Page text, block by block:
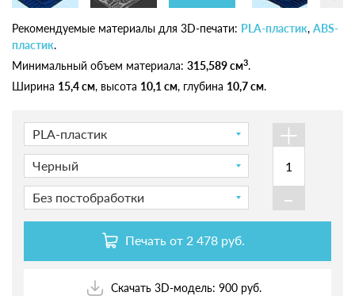
Рекомендуемые материалы для 3D-печати: PLA-пластик, ABS-
пластик.
Минимальный объем материала: 315,589 см3.
Ширина 15,4 см, высота 10,1 см, глубина 10,7 см.
PLA-пластик
Черный
Без постобработки
+
-
Печать от 2 478 руб.
Скачать 3D-модель: 900 руб.